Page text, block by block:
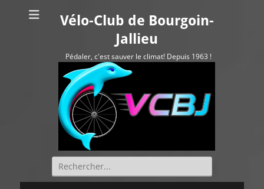
Vélo-Club de Bourgoin-
Jallieu
Pédaler, c'est sauver le climat! Depuis 1963 !
Rechercher :